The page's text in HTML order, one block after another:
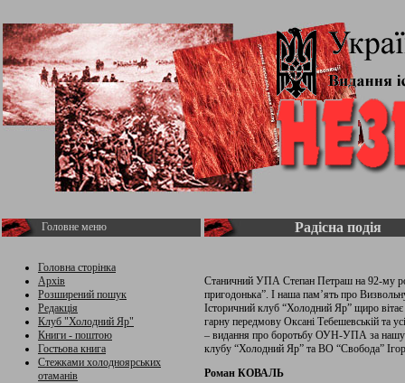
Головне меню
Головна сторінка
Архів
Розширений пошук
Редакція
Клуб "Холодний Яр"
Книги - поштою
Гостьова книга
Стежками холодноярських
отаманів
Радісна подія
Станичний УПА Степан Петраш на 92-му
пригодонька”. І наша пам’ять про
Історичний клуб “Холодний Яр” щиро
гарну передмову Оксані Тебешевській та
– видання про боротьбу ОУН-УПА за нашу
клубу “Холодний Яр” та ВО “Свобода”
Роман КОВАЛЬ